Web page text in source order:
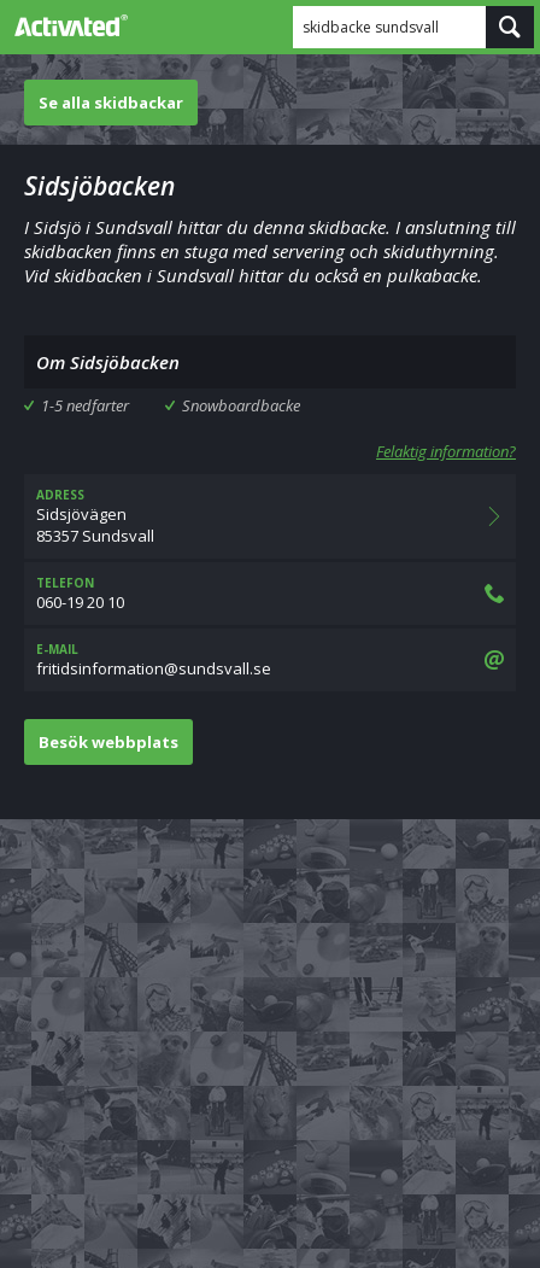
skidbacke sundsvall
Se alla skidbackar
Sidsjöbacken
I Sidsjö i Sundsvall hittar du denna skidbacke. I anslutning till
skidbacken finns en stuga med servering och skiduthyrning.
Vid skidbacken i Sundsvall hittar du också en pulkabacke.
Om Sidsjöbacken
1-5 nedfarter Snowboardbacke
Felaktig information?
ADRESS
Sidsjövägen
85357 Sundsvall
TELEFON
060-19 20 10
E-MAIL
es.llavsdnus@noitamrofnisditirf
Besök webbplats